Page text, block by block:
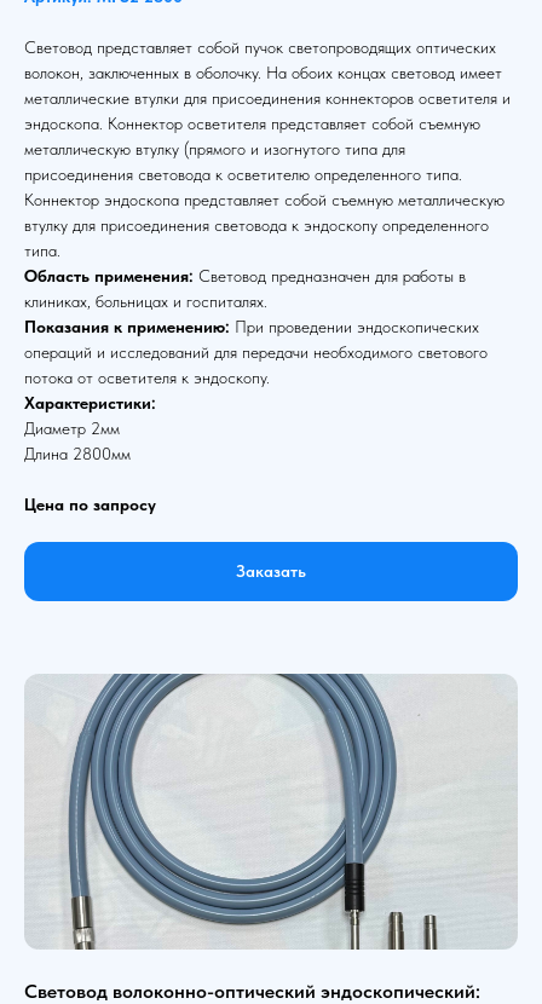
Световод представляет собой пучок светопроводящих оптических
волокон, заключенных в оболочку. На обоих концах световод имеет
металлические втулки для присоединения коннекторов осветителя и
эндоскопа. Коннектор осветителя представляет собой съемную
металлическую втулку (прямого и изогнутого типа для
присоединения световода к осветителю определенного типа.
Коннектор эндоскопа представляет собой съемную металлическую
втулку для присоединения световода к эндоскопу определенного
типа.
Область применения: Световод предназначен для работы в
клиниках, больницах и госпиталях.
Показания к применению: При проведении эндоскопических
операций и исследований для передачи необходимого светового
потока от осветителя к эндоскопу.
Характеристики:
Диаметр 2мм
Длина 2800мм
Цена по запросу
Заказать
Световод волоконно-оптический эндоскопический: